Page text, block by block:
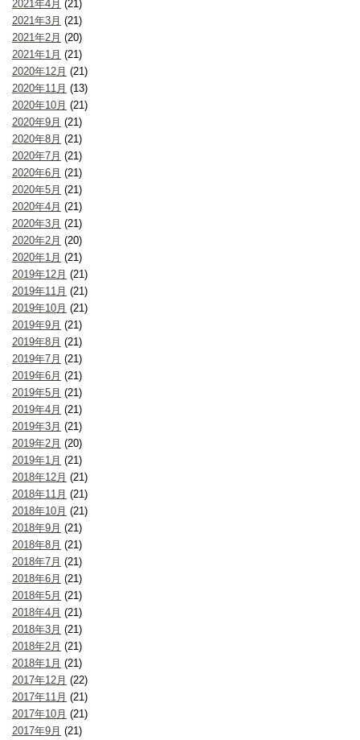
2021年4月 (21)
2021年3月 (21)
2021年2月 (20)
2021年1月 (21)
2020年12月 (21)
2020年11月 (13)
2020年10月 (21)
2020年9月 (21)
2020年8月 (21)
2020年7月 (21)
2020年6月 (21)
2020年5月 (21)
2020年4月 (21)
2020年3月 (21)
2020年2月 (20)
2020年1月 (21)
2019年12月 (21)
2019年11月 (21)
2019年10月 (21)
2019年9月 (21)
2019年8月 (21)
2019年7月 (21)
2019年6月 (21)
2019年5月 (21)
2019年4月 (21)
2019年3月 (21)
2019年2月 (20)
2019年1月 (21)
2018年12月 (21)
2018年11月 (21)
2018年10月 (21)
2018年9月 (21)
2018年8月 (21)
2018年7月 (21)
2018年6月 (21)
2018年5月 (21)
2018年4月 (21)
2018年3月 (21)
2018年2月 (21)
2018年1月 (21)
2017年12月 (22)
2017年11月 (21)
2017年10月 (21)
2017年9月 (21)